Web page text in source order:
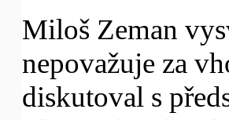
Miloš Zeman
nepovažuje za
diskutoval s